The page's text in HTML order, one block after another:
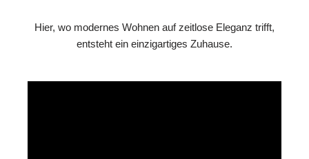
Hier, wo modernes Wohnen auf zeitlose Eleganz trifft,
entsteht ein einzigartiges Zuhause.